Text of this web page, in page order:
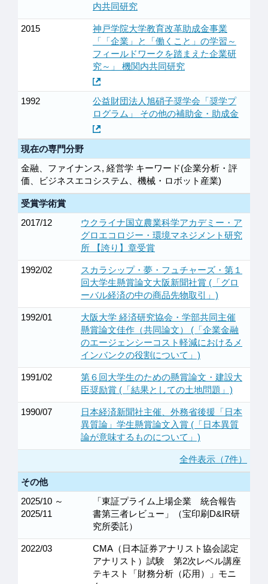
内共同研究
2015
神戸学院大学教育改革助成金事業
「「企業」と「働くこと」の学習～
フィールドワークを踏まえた企業研
究～」 機関内共同研究
1992
公益財団法人旭硝子奨学会「奨学プ
ログラム」 その他の補助金・助成金
現在の専門分野
金融、ファイナンス, 経営学 キーワード(企業分析・評
価、ビジネスエコシステム、機械・ロボット産業)
受賞学術賞
2017/12
ウクライナ国立農業科学アカデミー・ア
グロエコロジー・環境マネジメント研究
所 【誇り】章受賞
1992/02
スカラシップ・夢・フュチャーズ・第１
回大学生懸賞論文大阪新聞社賞 (「グロ
ーバル経済の中の商品先物取引」)
1992/01
大阪大学 経済研究協会・学部共同主催
懸賞論文佳作（共同論文） (「企業金融
のエージェンシーコスト軽減におけるメ
インバンクの役割について」)
1991/02
第６回大学生のための懸賞論文・建設大
臣奨励賞 (「結果としての土地問題」)
1990/07
日本経済新聞社主催、外務省後援「日本
異質論」学生懸賞論文入賞 (「日本異質
論が意味するものについて」)
全件表示（7件）
その他
2025/10 ～
2025/11
「東証プライム上場企業 統合報告
書第三者レビュー」（宝印刷D&IR研
究所委託）
2022/03
CMA（日本証券アナリスト協会認定
アナリスト）試験 第2次レベル講座
テキスト「財務分析（応用）」モニ